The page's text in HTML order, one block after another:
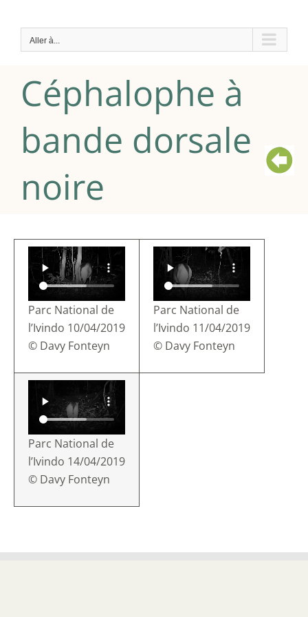
contenuAller à...
Céphalophe à
bande dorsale
noire
Parc National de
l’Ivindo 10/04/2019
© Davy Fonteyn
Parc National de
l’Ivindo 11/04/2019
© Davy Fonteyn
Parc National de
l’Ivindo 14/04/2019
© Davy Fonteyn